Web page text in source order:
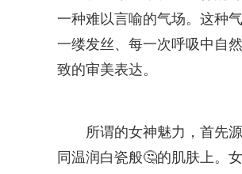
一种难以言喻的气场。这种
一缕发丝、每一次呼吸中自
致的审美表达。
所谓的女神魅力，首先
同温润白瓷般🤔的肌肤上。